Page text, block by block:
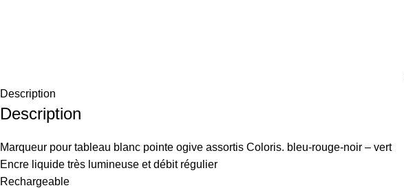
Description
Description
Marqueur pour tableau blanc pointe ogive assortis Coloris. bleu-rouge-noir – vert
Encre liquide très lumineuse et débit régulier
Rechargeable